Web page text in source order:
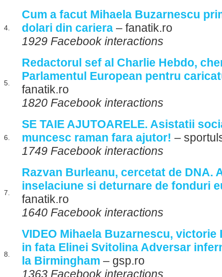
4.
Cum a facut Mihaela Buzarnescu
dolari din cariera – fanatik.ro
1929 Facebook interactions
5.
Redactorul sef al Charlie Hebdo,
Parlamentul European pentru
fanatik.ro
1820 Facebook interactions
6.
SE TAIE AJUTOARELE. Asistatii
muncesc raman fara ajutor! –
1749 Facebook interactions
7.
Razvan Burleanu, cercetat de DNA.
inselaciune si deturnare de fonduri
fanatik.ro
1640 Facebook interactions
8.
VIDEO Mihaela Buzarnescu, victorie
in fata Elinei Svitolina Adversar
la Birmingham – gsp.ro
1363 Facebook interactions